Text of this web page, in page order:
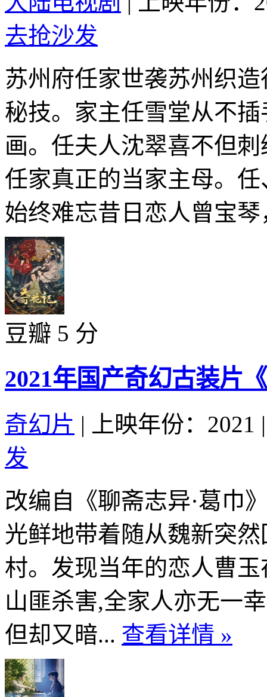
去抢沙发
苏州府任家世袭苏州织
秘技。家主任雪堂从不
画。任夫人沈翠喜不但
任家真正的当家主母。
始终难忘昔日恋人曾宝
豆瓣 5 分
2021年国产奇幻古装片
奇幻片 | 上映年份：2021 |
发
改编自《聊斋志异·葛巾
光鲜地带着随从魏新突
村。发现当年的恋人曹
山匪杀害,全家人亦无一
但却又暗... 查看详情 »